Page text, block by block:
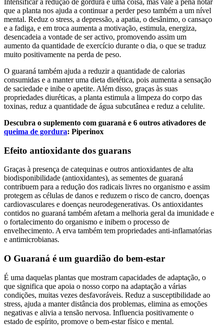
que a planta nos ajuda a continuar a perder peso também a um nível
mental. Reduz o stress, a depressão, a apatia, o desânimo, o cansaço
e a fadiga, e em troca aumenta a motivação, estimula, energiza,
desencadeia a vontade de ser activo, promovendo assim um
aumento da quantidade de exercício durante o dia, o que se traduz
muito positivamente na perda de peso.
O guaraná também ajuda a reduzir a quantidade de calorias
consumidas e a manter uma dieta dietética, pois aumenta a sensação
de saciedade e inibe o apetite. Além disso, graças às suas
propriedades diuréticas, a planta estimula a limpeza do corpo das
toxinas, reduz a quantidade de água subcutânea e reduz a celulite.
Descubra o suplemento com guaraná e 6 outros ativadores de
queima de gordura: Piperinox
Efeito antioxidante dos guarans
Graças à presença de catequinas e outros antioxidantes de alta
biodisponibilidade (antioxidantes), as sementes de guaraná
contribuem para a redução dos radicais livres no organismo e assim
protegem as células de danos e reduzem o risco de cancro, doenças
cardiovasculares e doenças neurodegenerativas. Os antioxidantes
contidos no guaraná também afetam a melhoria geral da imunidade e
o fortalecimento do organismo e inibem o processo de
envelhecimento. A erva também tem propriedades anti-inflamatórias
e antimicrobianas.
O Guaraná é um guardião do bem-estar
É uma daquelas plantas que mostram capacidades de adaptação, o
que significa que apoia o nosso corpo na adaptação a várias
condições, muitas vezes desfavoráveis. Reduz a susceptibilidade ao
stress, ajuda a manter distância dos problemas, elimina as emoções
negativas e alivia a tensão nervosa. Influencia positivamente o
estado de espírito, promove o bem-estar físico e mental.